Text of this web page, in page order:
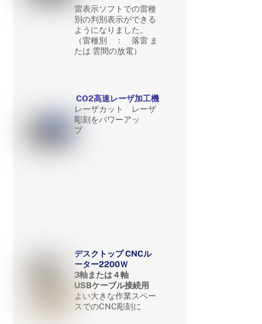
雷表示ソフトでの雷種
別の判別表示ができる
ようになりました。
（雷種別 ： 落雷 ま
たは 雲間の放電）
CO2高速レーザ加工機
レーザカット レーザ
彫刻をパワーアッ
プ
デスクトップ CNCル
ーター2200Ｗ
3軸または４軸
USBケーブル接続用
よい大きな作業スペー
スでのCNC彫刻に